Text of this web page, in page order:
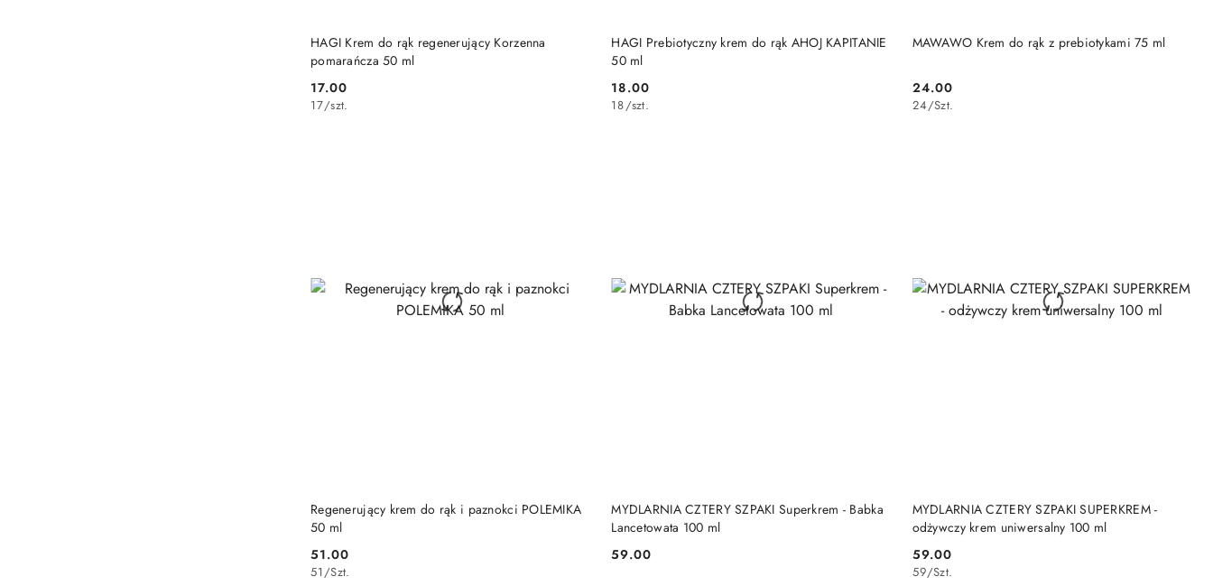
HAGI Krem do rąk regenerujący Korzenna
pomarańcza 50 ml
Cena:
17.00
17/szt.
DO KOSZYKA
HAGI Prebiotyczny krem do rąk AHOJ KAPITANIE
50 ml
Cena:
18.00
18/szt.
DO KOSZYKA MAWAWO Krem do rąk z prebiotykami 75 ml
Cena:
24.00
24/Szt.
DO KOSZYKA
Regenerujący krem do rąk i paznokci POLEMIKA
50 ml
Cena:
51.00
51/Szt.
DO KOSZYKA
MYDLARNIA CZTERY SZPAKI Superkrem - Babka
Lancetowata 100 ml
Cena:
59.00
DO KOSZYKA
MYDLARNIA CZTERY SZPAKI SUPERKREM -
odżywczy krem uniwersalny 100 ml
Cena:
59.00
59/Szt.
DO KOSZYKA